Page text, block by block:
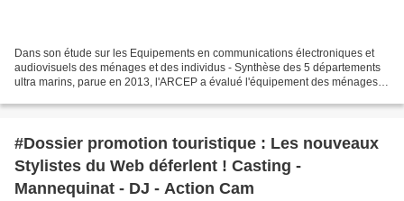
Dans son étude sur les Equipements en communications électroniques et
audiovisuels des ménages et des individus - Synthèse des 5 départements
ultra marins, parue en 2013, l'ARCEP a évalué l'équipement des ménages
#Dossier promotion touristique : Les nouveaux
Stylistes du Web déferlent ! Casting -
Mannequinat - DJ - Action Cam